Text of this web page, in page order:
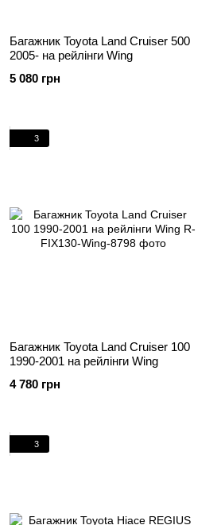
Багажник Toyota Land Cruiser 500
2005- на рейлінги Wing
5 080 грн
3
Багажник Toyota Land Cruiser 100
1990-2001 на рейлінги Wing
4 780 грн
3